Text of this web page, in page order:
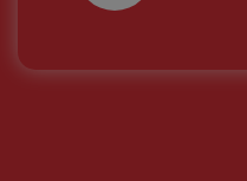
➟ Quý Khách có nhu